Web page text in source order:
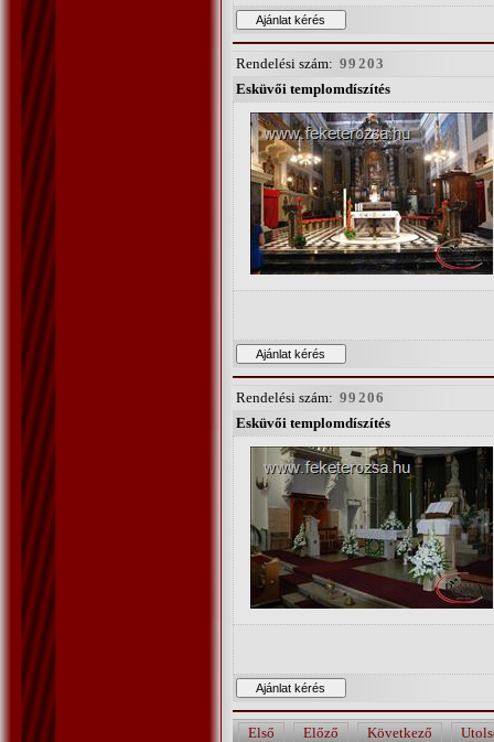
Rendelési szám: 99203
Esküvői templomdíszítés
Rendelési szám: 99206
Esküvői templomdíszítés
Első Előző Következő